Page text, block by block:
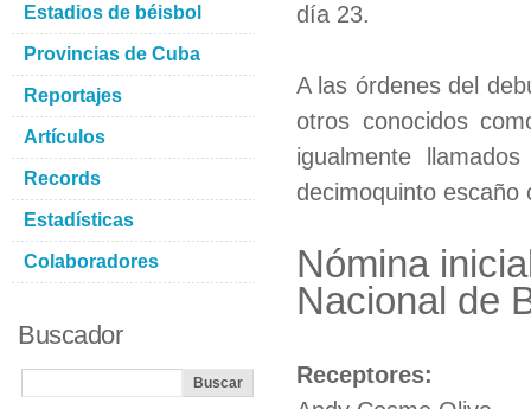
día 23.
A las órdenes del
otros conocidos
igualmente
decimoquinto escaño
Nómina
Nacional de
Receptores:
Estadios de béisbol
Provincias de Cuba
Reportajes
Artículos
Records
Estadísticas
Colaboradores
Buscador